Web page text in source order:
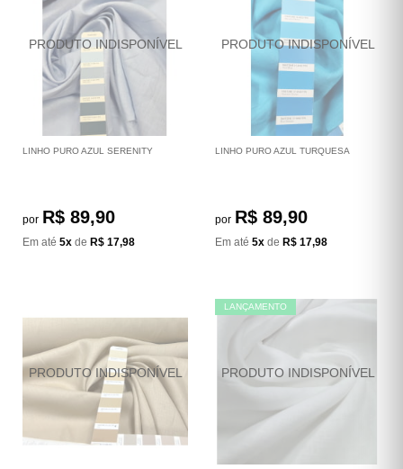
LINHO PURO AZUL SERENITY
por R$ 89,90
Em até 5x de R$ 17,98
LINHO PURO AZUL TURQUESA
por R$ 89,90
Em até 5x de R$ 17,98
LANÇAMENTO